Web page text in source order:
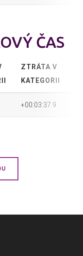
ČAS
ZTRÁTA V
KATEGORII
+00:03:37.9